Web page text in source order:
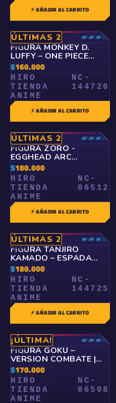
⚡ AÑADIR AL CARRITO
🤍
ÚLTIMAS 2
ÉPICO
▰▰▰▱
FIGURA MONKEY D.
LUFFY – ONE PIECE
ORIGINAL
$160.000
HIRO
TIENDA
ANIME
NC-
144726
⚡ AÑADIR AL CARRITO
🤍
ÚLTIMAS 2
ÉPICO
▰▰▰▱
FIGURA ZORO -
EGGHEAD ARC
BANPRESTO
$180.000
HIRO
TIENDA
ANIME
NC-
06512
⚡ AÑADIR AL CARRITO
🤍
ÚLTIMAS 2
ÉPICO
▰▰▰▱
FIGURA TANJIRO
KAMADO – ESPADA
NICHIRIN CON LLAMAS
| DEMON SLAYER
$180.000
HIRO
TIENDA
ANIME
NC-
144725
⚡ AÑADIR AL CARRITO
🤍
¡ÚLTIMA!
ÉPICO
▰▰▰▱
FIGURA GOKU –
VERSION COMBATE |
ORIGINAL BANDAI
$170.000
HIRO
TIENDA
ANIME
NC-
06508